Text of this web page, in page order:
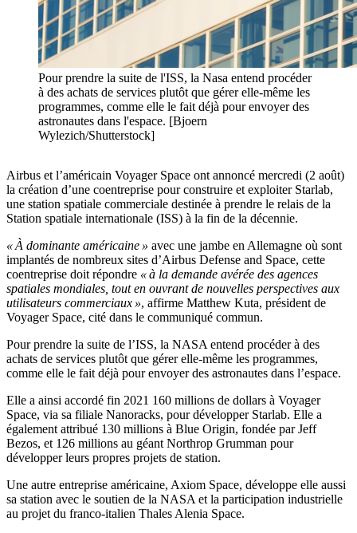
Pour prendre la suite de l'ISS, la Nasa entend procéder
à des achats de services plutôt que gérer elle-même les
programmes, comme elle le fait déjà pour envoyer des
astronautes dans l'espace. [Bjoern
Wylezich/Shutterstock]
Airbus et l’américain Voyager Space ont annoncé mercredi (2 août)
la création d’une coentreprise pour construire et exploiter Starlab,
une station spatiale commerciale destinée à prendre le relais de la
Station spatiale internationale (ISS) à la fin de la décennie.
« À dominante américaine » avec une jambe en Allemagne où sont
implantés de nombreux sites d’Airbus Defense and Space, cette
coentreprise doit répondre « à la demande avérée des agences
spatiales mondiales, tout en ouvrant de nouvelles perspectives aux
utilisateurs commerciaux », affirme Matthew Kuta, président de
Voyager Space, cité dans le communiqué commun.
Pour prendre la suite de l’ISS, la NASA entend procéder à des
achats de services plutôt que gérer elle-même les programmes,
comme elle le fait déjà pour envoyer des astronautes dans l’espace.
Elle a ainsi accordé fin 2021 160 millions de dollars à Voyager
Space, via sa filiale Nanoracks, pour développer Starlab. Elle a
également attribué 130 millions à Blue Origin, fondée par Jeff
Bezos, et 126 millions au géant Northrop Grumman pour
développer leurs propres projets de station.
Une autre entreprise américaine, Axiom Space, développe elle aussi
sa station avec le soutien de la NASA et la participation industrielle
au projet du franco-italien Thales Alenia Space.